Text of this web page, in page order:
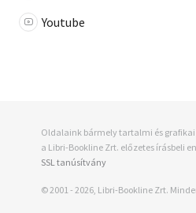
Youtube
Oldalaink bármely tartalmi és
a Libri-Bookline Zrt. előzetes írásbeli
SSL tanúsítvány
© 2001 - 2026, Libri-Bookline Zrt.